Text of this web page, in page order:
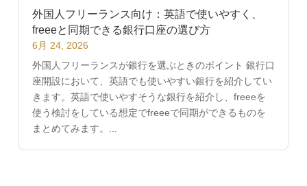
外国人フリーランス向け：英語で使いやすく、
freeeと同期できる銀行口座の選び方
6月 24, 2026
外国人フリーランスが銀行を選ぶときのポイント 銀行口
座開設において、英語でも使いやすい銀行を紹介してい
きます。英語で使いやすそうな銀行を紹介し、freeeを
使う検討をしている想定でfreeeで同期ができるものを
まとめてみます。...